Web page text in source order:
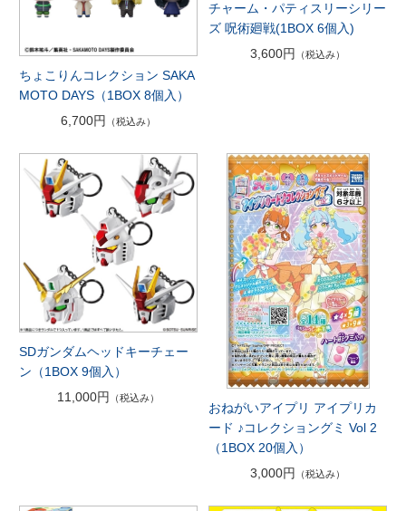
ちょこりんコレクション SAKA
MOTO DAYS（1BOX 8個入）
6,700円 （税込み）
チャーム・パティスリーシリー
ズ 呪術廻戦(1BOX 6個入)
3,600円
（税込み）
SDガンダムヘッドキーチェー
ン（1BOX 9個入）
11,000円
（税込み）
おねがいアイプリ アイプリカ
ード ♪コレクショングミ Vol 2
（1BOX 20個入）
3,000円
（税込み）